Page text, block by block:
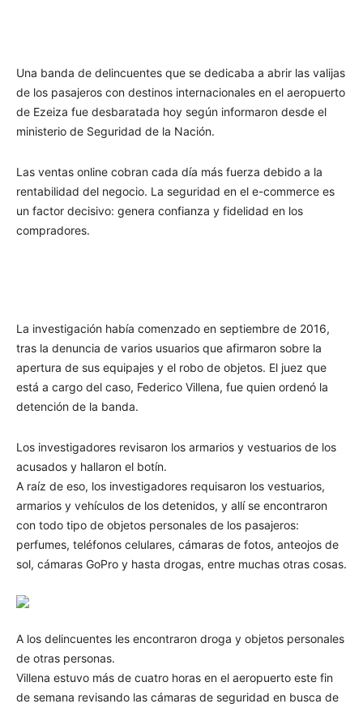
Una banda de delincuentes que se dedicaba a abrir las valijas
de los pasajeros con destinos internacionales en el aeropuerto
de Ezeiza fue desbaratada hoy según informaron desde el
ministerio de Seguridad de la Nación.
Las ventas online cobran cada día más fuerza debido a la
rentabilidad del negocio. La seguridad en el e-commerce es
un factor decisivo: genera confianza y fidelidad en los
compradores.
La investigación había comenzado en septiembre de 2016,
tras la denuncia de varios usuarios que afirmaron sobre la
apertura de sus equipajes y el robo de objetos. El juez que
está a cargo del caso, Federico Villena, fue quien ordenó la
detención de la banda.
Los investigadores revisaron los armarios y vestuarios de los
acusados y hallaron el botín.
A raíz de eso, los investigadores requisaron los vestuarios,
armarios y vehículos de los detenidos, y allí se encontraron
con todo tipo de objetos personales de los pasajeros:
perfumes, teléfonos celulares, cámaras de fotos, anteojos de
sol, cámaras GoPro y hasta drogas, entre muchas otras cosas.
A los delincuentes les encontraron droga y objetos personales
de otras personas.
Villena estuvo más de cuatro horas en el aeropuerto este fin
de semana revisando las cámaras de seguridad en busca de